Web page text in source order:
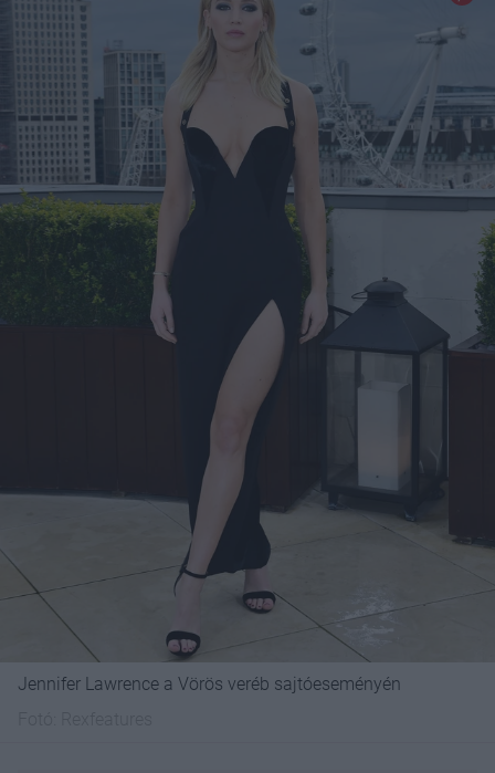
Jennifer Lawrence a Vörös veréb sajtóeseményén